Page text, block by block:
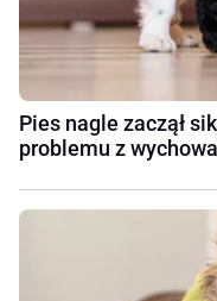
Pies nagle zaczął
problemu z